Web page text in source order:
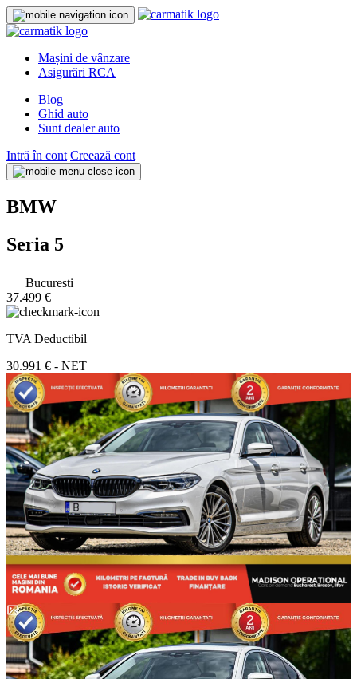
Mașini de vânzare
Asigurări RCA
Blog
Ghid auto
Sunt dealer auto
Intră în cont Creează cont
BMW
Seria 5
Bucuresti
37.499 €
TVA Deductibil
30.991 € - NET